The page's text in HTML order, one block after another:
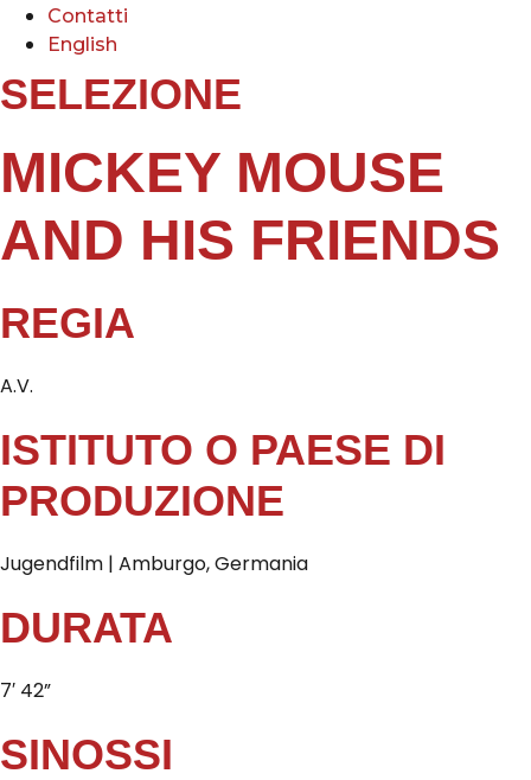
Contatti
English
SELEZIONE
MICKEY MOUSE
AND HIS FRIENDS
REGIA
A.V.
ISTITUTO O PAESE DI
PRODUZIONE
Jugendfilm | Amburgo, Germania
DURATA
7′ 42”
SINOSSI